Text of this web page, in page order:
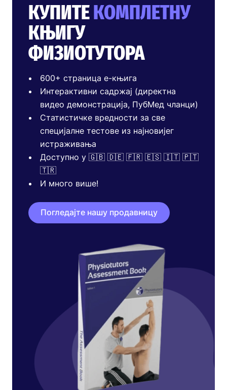
КУПИТЕКОМПЛЕТНУ
КЊИГУ
ФИЗИОТУТОРА
600+ страница е-књига
Интерактивни садржај (директна
видео демонстрација, ПубМед чланци)
Статистичке вредности за све
специјалне тестове из најновијег
истраживања
Доступно у 🇬🇧 🇩🇪 🇫🇷 🇪🇸 🇮🇹 🇵🇹
🇹🇷
И много више!
Погледајте нашу продавницу